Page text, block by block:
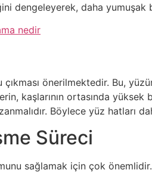
dengeleyerek, daha
nedir
önerilmektedir. Bu,
kaşlarının ortasında yüksek
Böylece yüz hatları
Süreci
sağlamak için çok